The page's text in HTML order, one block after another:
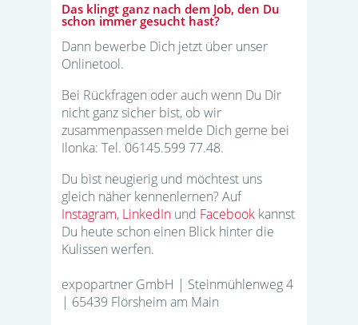
Das klingt ganz nach dem Job, den Du
schon immer gesucht hast?
Dann bewerbe Dich jetzt über unser
Onlinetool.
Bei Rückfragen oder auch wenn Du Dir
nicht ganz sicher bist, ob wir
zusammenpassen melde Dich gerne bei
Ilonka: Tel. 06145.599 77.48.
Du bist neugierig und möchtest uns
gleich näher kennenlernen? Auf
Instagram, LinkedIn und Facebook kannst
Du heute schon einen Blick hinter die
Kulissen werfen.
expopartner GmbH | Steinmühlenweg 4
| 65439 Flörsheim am Main